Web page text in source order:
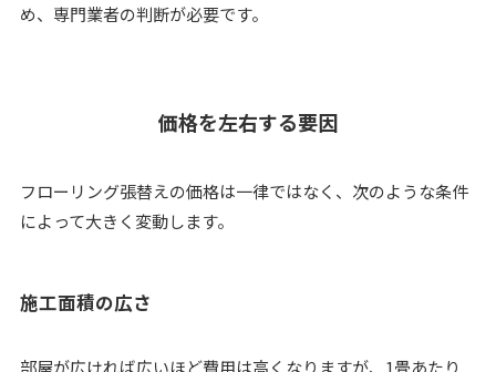
め、専門業者の判断が必要です。
価格を左右する要因
フローリング張替えの価格は一律ではなく、次のような条件
によって大きく変動します。
施工面積の広さ
部屋が広ければ広いほど費用は高くなりますが、1畳あたり